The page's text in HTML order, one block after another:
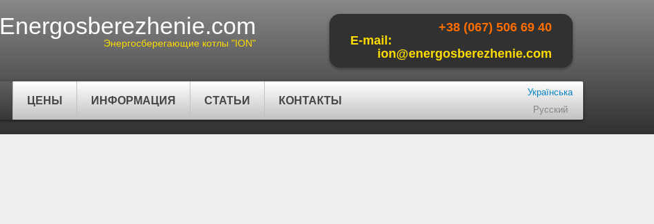
Energosberezhenie.com
Энергосберегающие котлы "ION"
+38 (067) 506 69 40
E-mail:
ion@energosberezhenie.com
ЦЕНЫ ИНФОРМАЦИЯ СТАТЬИ КОНТАКТЫ
Українська
Русский